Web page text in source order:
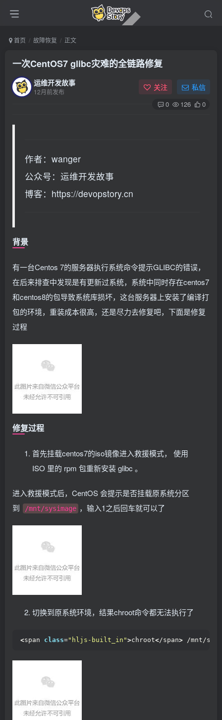
首页 故障恢复 正文
一次CentOS7 glibc灾难的全链路修复
运维开发故事
12月前发布 关注 私信
0 126 0
作者：wanger
公众号：运维开发故事
博客：https://devopstory.cn
背景
有一台Centos 7的服务器执行系统命令提示GLIBC的错误，
在后来排查中发现是有更新过系统，系统中同时存在centos7
和centos8的包导致系统库损坏，这台服务器上安装了编译打
包的环境，重装成本很高，还是尽力去修复吧，下面是修复
过程
修复过程
首先挂载centos7的iso镜像进入救援模式， 使用
ISO 里的 rpm 包重新安装 glibc 。
进入救援模式后，CentOS 会提示是否挂载原系统分区
到
/mnt/sysimage ，输入1之后回车就可以了
切换到原系统环境，结果chroot命令都无法执行了
<span class="hljs-built_in">chroot</span> /mnt/